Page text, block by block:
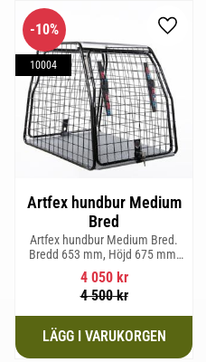
Artfex hundbur Medium
Bred
Artfex hundbur Medium Bred.
Bredd 653 mm, Höjd 675 mm,
Djup 830 mm och Vikt 19,7 kg.
4 050kr
4 500kr
10%
10004
Lägg